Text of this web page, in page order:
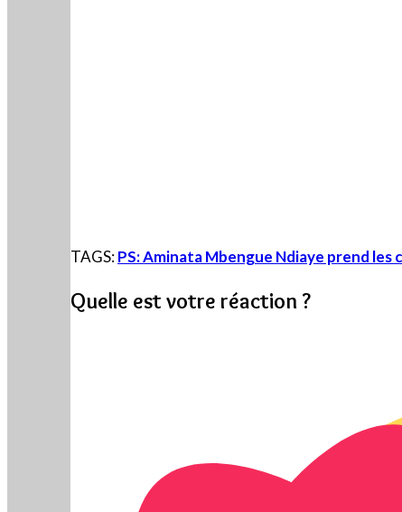
TAGS:PS: Aminata Mbengue Ndiaye prend les
Quelle est votre réaction ?